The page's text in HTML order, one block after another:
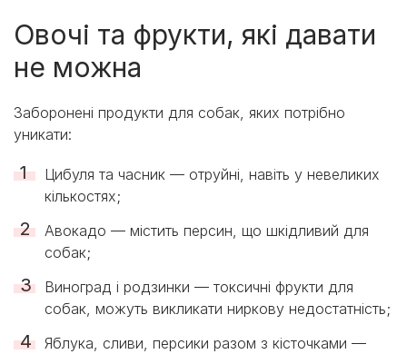
Овочі та фрукти, які давати
не можна
Заборонені продукти для собак, яких потрібно
уникати:
Цибуля та часник — отруйні, навіть у невеликих
кількостях;
Авокадо — містить персин, що шкідливий для
собак;
Виноград і родзинки — токсичні фрукти для
собак, можуть викликати ниркову недостатність;
Яблука, сливи, персики разом з кісточками —